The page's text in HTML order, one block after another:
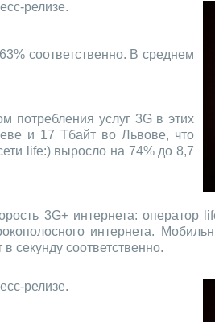
релизе.
соответственно. В среднем
потребления услуг 3G в этих
и 17 Тбайт во Львове, что
life:) выросло на 74% до 8,7
3G+ интернета: оператор
интернета.
секунду соответственно.
релизе.